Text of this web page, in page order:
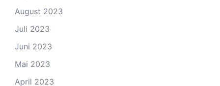
August 2023
Juli 2023
Juni 2023
Mai 2023
April 2023